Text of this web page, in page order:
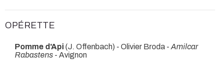
OPÉRETTE
Pomme d'Api(J. Offenbach) - Olivier Broda -Amilcar
Rabastens - Avignon